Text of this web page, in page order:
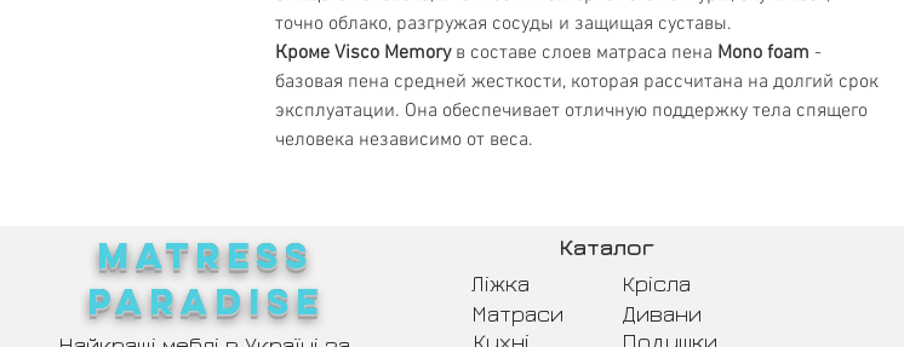
точно облако, разгружая сосуды и защищая суставы.
Кроме Visco Memory в составе слоев матраса пена Mono foam -
базовая пена средней жесткости, которая рассчитана на долгий срок
эксплуатации. Она обеспечивает отличную поддержку тела спящего
человека независимо от веса.
MATRESS
PARADISE
Каталог
Ліжка
Матраси
Кухні
Крісла
Дивани
Подушки